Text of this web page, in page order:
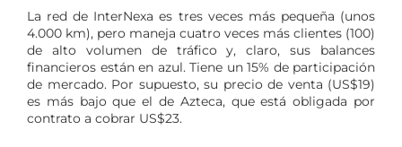
La red de InterNexa es tres veces más pequeña (unos
4.000 km), pero maneja cuatro veces más clientes (100)
de alto volumen de tráfico y, claro, sus balances
financieros están en azul. Tiene un 15% de participación
de mercado. Por supuesto, su precio de venta (US$19)
es más bajo que el de Azteca, que está obligada por
contrato a cobrar US$23.